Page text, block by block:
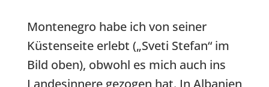
Montenegro habe ich von seiner
Küstenseite erlebt („Sveti Stefan“ im
Bild oben), obwohl es mich auch ins
Landesinnere gezogen hat. In Albanien